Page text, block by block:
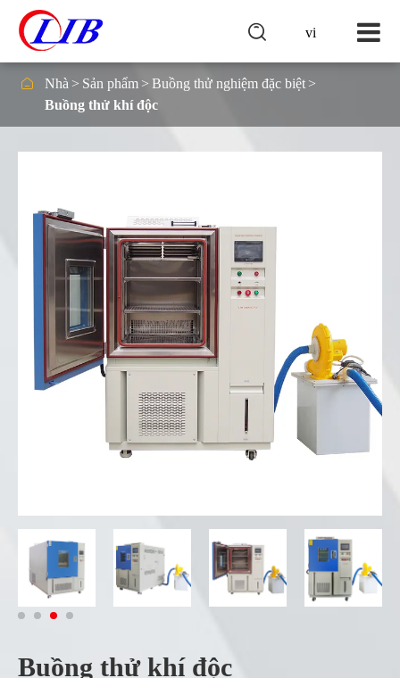
vi

 Nhà Sản phẩm
Buồng thử nghiệm đặc biệt
Buồng thử khí độc
Buồng thử khí độc